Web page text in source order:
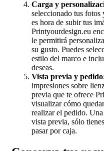
Carga y
seleccionado tus
es hora de subir tus
Printyourdesign.eu
le permitirá
su gusto. Puedes
estilo del marco e
deseas.
Vista previa y
impresiones sobre
previa que te ofrece
visualizar cómo
realizar el pedido.
vista previa, sólo
pasar por caja.